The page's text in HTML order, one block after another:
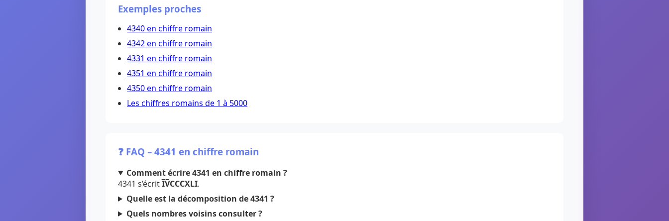
Exemples proches
4340 en chiffre romain
4342 en chiffre romain
4331 en chiffre romain
4351 en chiffre romain
4350 en chiffre romain
Les chiffres romains de 1 à 5000
❓ FAQ – 4341 en chiffre romain
Comment écrire 4341 en chiffre romain ?
4341 s’écritI̅V̅CCCXLI.
Quelle est la décomposition de 4341 ?
Quels nombres voisins consulter ?